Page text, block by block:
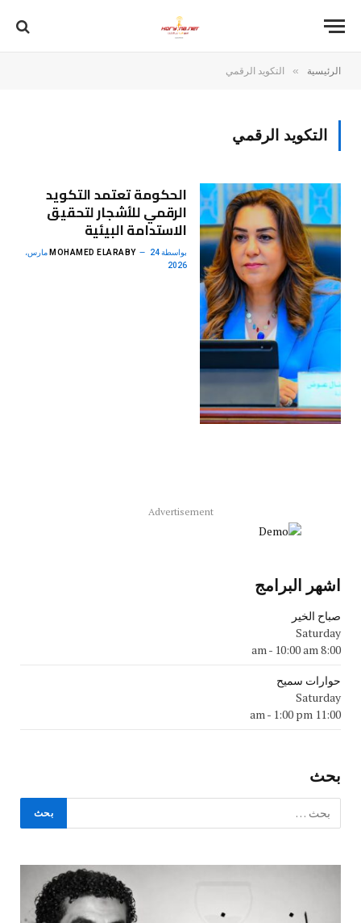
الرئيسية » التكويد الرقمي
التكويد الرقمي
الحكومة تعتمد التكويد
الرقمي للأشجار لتحقيق
الاستدامة البيئية
بواسطة MOHAMED ELARABY 24 مارس،
2026
Advertisement
اشهر البرامج
صباح الخير
Saturday
8:00 am
- 10:00 am
حوارات سميح
Saturday
11:00 am
- 1:00 pm
بحث